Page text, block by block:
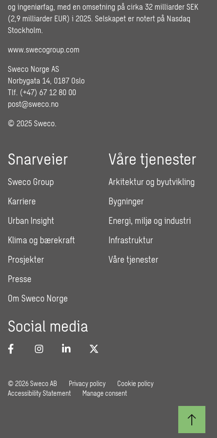
og ingeniørfag, med en omsetning på cirka 32 milliarder SEK
(2,9 milliarder EUR) i 2025. Selskapet er notert på Nasdaq
Stockholm.
www.swecogroup.com
Sweco Norge AS
Norbygata 14, 0187 Oslo
Tlf. (+47) 67 12 80 00
post@sweco.no
© 2025 Sweco.
Snarveier
Sweco Group
Karriere
Urban Insight
Klima og bærekraft
Prosjekter
Presse
Om Sweco Norge
Våre tjenester
Arkitektur og byutvikling
Bygninger
Energi, miljø og industri
Infrastruktur
Våre tjenester
Social media
© 2026 Sweco AB Privacy policy
Cookie policy
Accessibility Statement
Manage consent